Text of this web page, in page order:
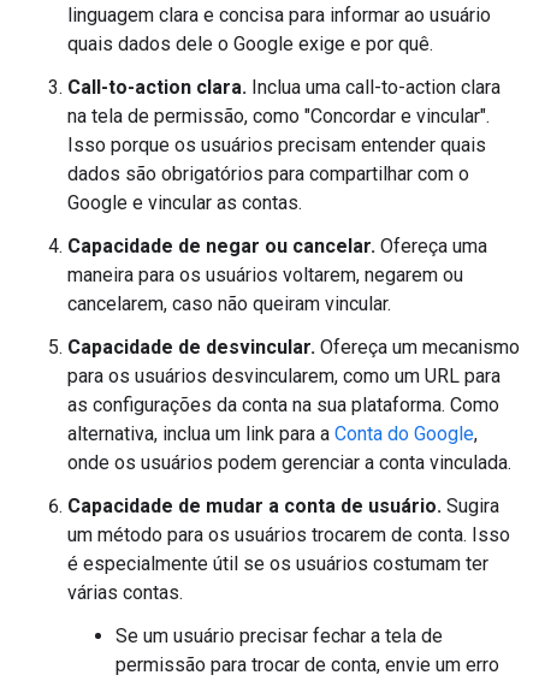
linguagem clara e concisa para informar ao usuário
quais dados dele o Google exige e por quê.
Call-to-action clara. Inclua uma call-to-action clara
na tela de permissão, como "Concordar e vincular".
Isso porque os usuários precisam entender quais
dados são obrigatórios para compartilhar com o
Google e vincular as contas.
Capacidade de negar ou cancelar. Ofereça uma
maneira para os usuários voltarem, negarem ou
cancelarem, caso não queiram vincular.
Capacidade de desvincular. Ofereça um mecanismo
para os usuários desvincularem, como um URL para
as configurações da conta na sua plataforma. Como
alternativa, inclua um link para a Conta do Google,
onde os usuários podem gerenciar a conta vinculada.
Capacidade de mudar a conta de usuário. Sugira
um método para os usuários trocarem de conta. Isso
é especialmente útil se os usuários costumam ter
várias contas.
Se um usuário precisar fechar a tela de
permissão para trocar de conta, envie um erro